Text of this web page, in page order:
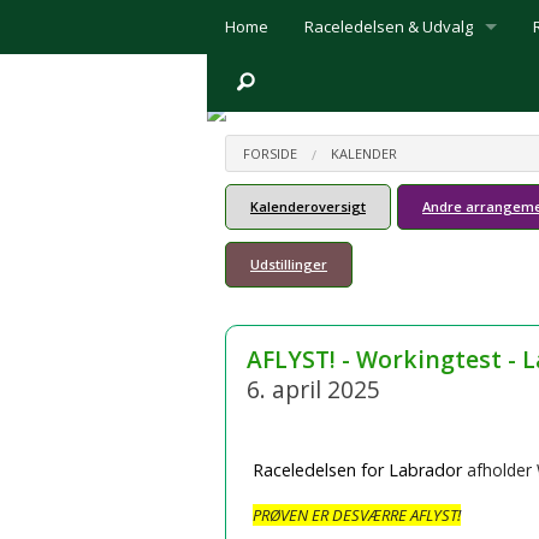
Home Raceledelsen & Udvalg
Prøveudvalget
Udstillingsudvalget
Webmaster
Links
Download afregningsbilag
Mødereferater
FORSIDE KALENDER
Kalenderoversigt Andre
Udstillinger
AFLYST! - Workingtest -
6. april 2025
Raceledelsen for Labradorafholder
PRØVEN ER DESVÆRRE AFLYST!